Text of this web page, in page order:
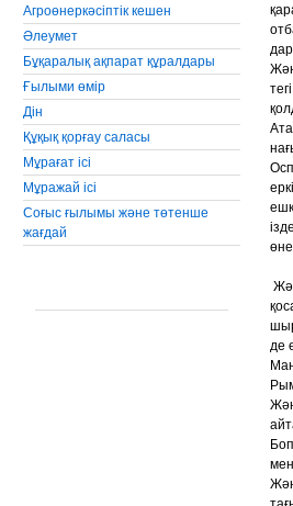
Агроөнеркәсiптiк кешен
Әлеумет
Бұқаралық ақпарат құралдары
Ғылыми өмір
Дін
Құқық қорғау саласы
Мұрағат ісі
Мұражай ісі
Соғыс ғылымы және төтенше
жағдай
де